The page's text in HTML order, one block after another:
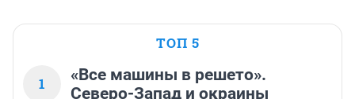
ТОП 5
1
«Все машины в решето».
Северо-Запад и окраины